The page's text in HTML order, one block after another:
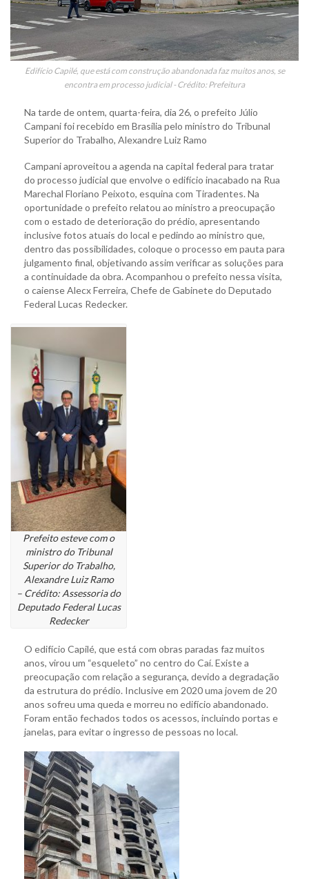
Edifício Capilé, que está com construção abandonada faz muitos anos, se
encontra em processo judicial - Crédito: Prefeitura
Na tarde de ontem, quarta-feira, dia 26, o prefeito Júlio
Campani foi recebido em Brasília pelo ministro do Tribunal
Superior do Trabalho, Alexandre Luiz Ramo
Campani aproveitou a agenda na capital federal para tratar
do processo judicial que envolve o edifício inacabado na Rua
Marechal Floriano Peixoto, esquina com Tiradentes. Na
oportunidade o prefeito relatou ao ministro a preocupação
com o estado de deterioração do prédio, apresentando
inclusive fotos atuais do local e pedindo ao ministro que,
dentro das possibilidades, coloque o processo em pauta para
julgamento final, objetivando assim verificar as soluções para
a continuidade da obra. Acompanhou o prefeito nessa visita,
o caiense Alecx Ferreira, Chefe de Gabinete do Deputado
Federal Lucas Redecker.
Prefeito esteve com o
ministro do Tribunal
Superior do Trabalho,
Alexandre Luiz Ramo
– Crédito: Assessoria do
Deputado Federal Lucas
Redecker
O edifício Capilé, que está com obras paradas faz muitos
anos, virou um “esqueleto” no centro do Caí. Existe a
preocupação com relação a segurança, devido a degradação
da estrutura do prédio. Inclusive em 2020 uma jovem de 20
anos sofreu uma queda e morreu no edifício abandonado.
Foram então fechados todos os acessos, incluindo portas e
janelas, para evitar o ingresso de pessoas no local.